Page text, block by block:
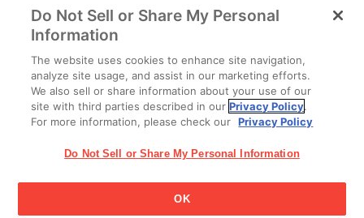
鹿児島市鴨池２
このページの店舗から 16.5 km
ルート
を見る
涙橋駅 鹿児島市電１系統
鹿児島市郡元２
このページの店舗から 16.6 km
江崎グリコ株式会社 Copyright © 2025 Ezaki Glico Co., Ltd.
Do Not Sell or Share My Personal
Information
The website uses cookies to enhance site navigation,
analyze site usage, and assist in our marketing efforts.
We also sell or share information about your use of our
site with third parties described in ourPrivacy Policy.
For more information, please check our Privacy Policy
Do Not Sell or Share My Personal Information
OK